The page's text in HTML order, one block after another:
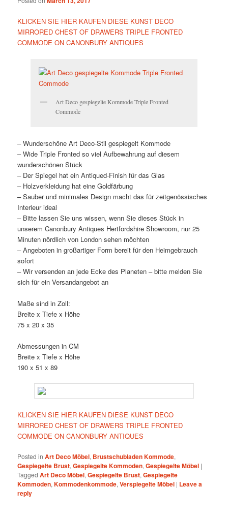
KLICKEN SIE HIER KAUFEN DIESE KUNST DECO
MIRRORED CHEST OF DRAWERS TRIPLE FRONTED
COMMODE ON CANONBURY ANTIQUES
Art Deco gespiegelte Kommode Triple Fronted
Commode
– Wunderschöne Art Deco-Stil gespiegelt Kommode
– Wide Triple Fronted so viel Aufbewahrung auf diesem
wunderschönen Stück
– Der Spiegel hat ein Antiqued-Finish für das Glas
– Holzverkleidung hat eine Goldfärbung
– Sauber und minimales Design macht das für zeitgenössisches
Interieur ideal
– Bitte lassen Sie uns wissen, wenn Sie dieses Stück in
unserem Canonbury Antiques Hertfordshire Showroom, nur 25
Minuten nördlich von London sehen möchten
– Angeboten in großartiger Form bereit für den Heimgebrauch
sofort
– Wir versenden an jede Ecke des Planeten – bitte melden Sie
sich für ein Versandangebot an
Maße sind in Zoll:
Breite x Tiefe x Höhe
75 x 20 x 35
Abmessungen in CM
Breite x Tiefe x Höhe
190 x 51 x 89
KLICKEN SIE HIER KAUFEN DIESE KUNST DECO
MIRRORED CHEST OF DRAWERS TRIPLE FRONTED
COMMODE ON CANONBURY ANTIQUES
Posted in Art Deco Möbel, Brustschubladen Kommode,
Gespiegelte Brust,Gespiegelte Kommoden,Gespiegelte Möbel |
Tagged Art Deco Möbel,Gespiegelte Brust,Gespiegelte
Kommoden,Kommodenkommode,Verspiegelte Möbel | Leave a
reply